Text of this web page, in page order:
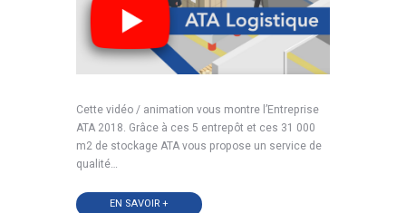
Cette vidéo / animation vous montre l’Entreprise
ATA 2018. Grâce à ces 5 entrepôt et ces 31 000
m2 de stockage ATA vous propose un service de
qualité…
EN SAVOIR +